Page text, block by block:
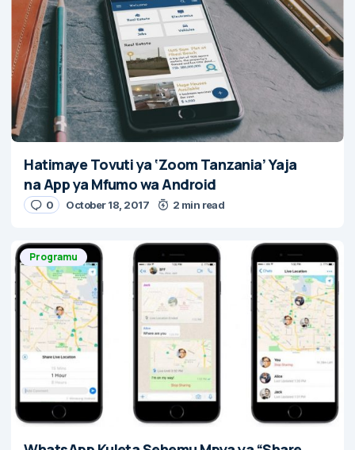
Hatimaye Tovuti ya ‘Zoom Tanzania’ Yaja
na App ya Mfumo wa Android
0 October 18, 2017 2 min read
Programu